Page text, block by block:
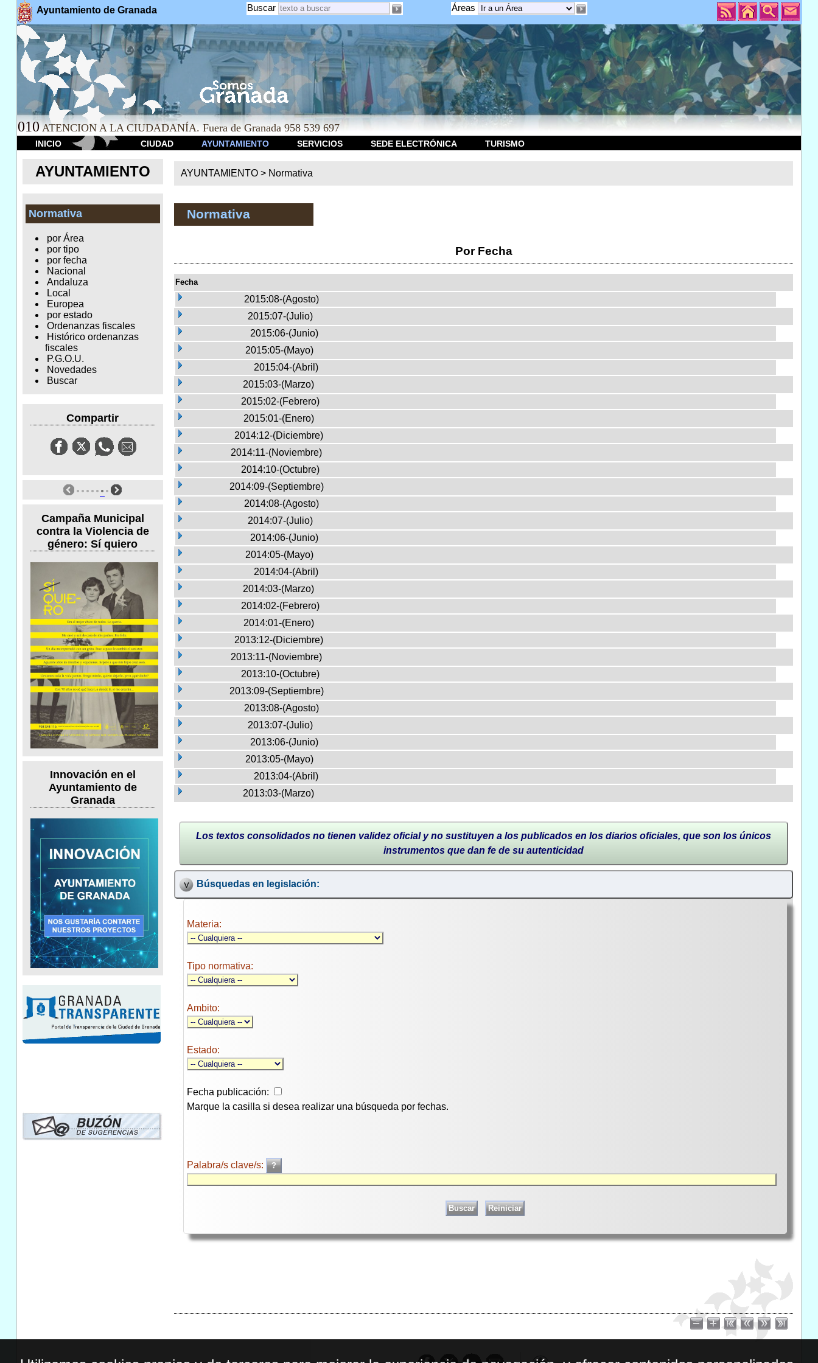
Ayuntamiento de Granada Áreas
Buscar
010 ATENCION A LA CIUDADANÍA. Fuera de Granada 958 539 697
INICIO CIUDAD AYUNTAMIENTO SERVICIOS SEDE ELECTRÓNICA TURISMO
AYUNTAMIENTO
Normativa
por Área
por tipo
por fecha
Nacional
Andaluza
Local
Europea
por estado
Ordenanzas fiscales
Histórico ordenanzas
fiscales
P.G.O.U.
Novedades
Buscar
Compartir
Campaña Municipal
contra la Violencia de
género: Sí quiero
Innovación en el
Ayuntamiento de
Granada
AYUNTAMIENTO > Normativa
Normativa
Por Fecha
Fecha
2015:08-(Agosto)
2015:07-(Julio)
2015:06-(Junio)
2015:05-(Mayo)
2015:04-(Abril)
2015:03-(Marzo)
2015:02-(Febrero)
2015:01-(Enero)
2014:12-(Diciembre)
2014:11-(Noviembre)
2014:10-(Octubre)
2014:09-(Septiembre)
2014:08-(Agosto)
2014:07-(Julio)
2014:06-(Junio)
2014:05-(Mayo)
2014:04-(Abril)
2014:03-(Marzo)
2014:02-(Febrero)
2014:01-(Enero)
2013:12-(Diciembre)
2013:11-(Noviembre)
2013:10-(Octubre)
2013:09-(Septiembre)
2013:08-(Agosto)
2013:07-(Julio)
2013:06-(Junio)
2013:05-(Mayo)
2013:04-(Abril)
2013:03-(Marzo)
Los textos consolidados no tienen validez oficial y no sustituyen a los publicados en los diarios oficiales, que son los únicos
instrumentos que dan fe de su autenticidad
Búsquedas en legislación:
Materia:
Tipo normativa:
Ambito:
Estado:
Fecha publicación:
Marque la casilla si desea realizar una búsqueda por fechas.
Palabra/s clave/s: